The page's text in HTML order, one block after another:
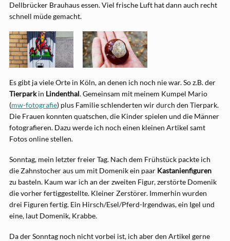
Dellbrücker Brauhaus essen. Viel frische Luft hat dann auch recht
schnell müde gemacht.
Es gibt ja viele Orte in Köln, an denen ich noch nie war. So z.B. der
Tierparkin Lindenthal. Gemeinsam mit meinem Kumpel Mario
(mw-fotografie) plus Familie schlenderten wir durch den Tierpark.
Die Frauen konnten quatschen, die Kinder spielen und die Männer
fotografieren. Dazu werde ich noch einen kleinen Artikel samt
Fotos online stellen.
Sonntag, mein letzter freier Tag. Nach dem Frühstück packte ich
die Zahnstocher aus um mit Domenik ein paar Kastanienfiguren
zu basteln. Kaum war ich an der zweiten Figur, zerstörte Domenik
die vorher fertiggestellte. Kleiner Zerstörer. Immerhin wurden
drei Figuren fertig. Ein Hirsch/Esel/Pferd-Irgendwas, ein Igel und
eine, laut Domenik, Krabbe.
Da der Sonntag noch nicht vorbei ist, ich aber den Artikel gerne